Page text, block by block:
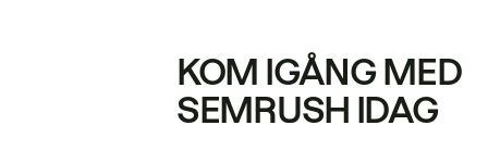
KOM IGÅNG MED
SEMRUSH IDAG